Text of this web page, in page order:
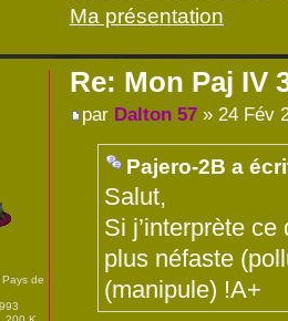
Ma présentation
Re: Mon Paj IV
par Dalton 57» 24 Fév
Pajero-2B a
Salut,
Si j’interprète
plus néfaste
(manipule) !A+
de